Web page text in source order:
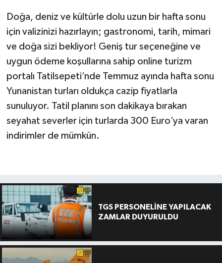
Doğa, deniz ve kültürle dolu uzun bir hafta sonu
için valizinizi hazırlayın; gastronomi, tarih, mimari
ve doğa sizi bekliyor! Geniş tur seçeneğine ve
uygun ödeme koşullarına sahip online turizm
portalı Tatilsepeti’nde Temmuz ayında hafta sonu
Yunanistan turları oldukça cazip fiyatlarla
sunuluyor. Tatil planını son dakikaya bırakan
seyahat severler için turlarda 300 Euro’ya varan
indirimler de mümkün.
TGS PERSONELİNE YAPILACAK
ZAMLAR DUYURULDU